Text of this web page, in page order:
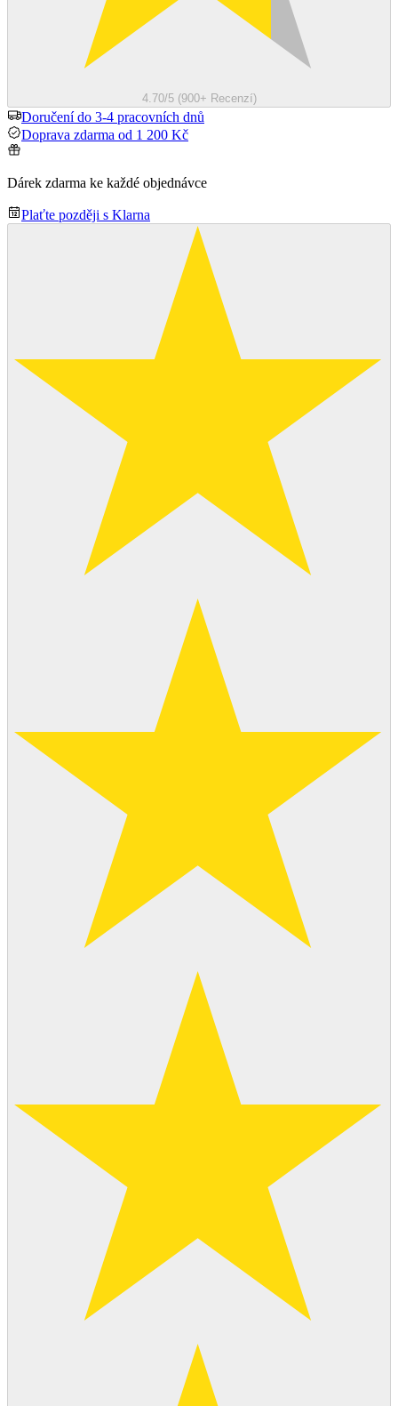
4.70/5 (900+ Recenzí)
Doručení do 3-4 pracovních dnů
Doprava zdarma od 1 200 Kč
Dárek zdarma ke každé objednávce
Plaťte později s Klarna